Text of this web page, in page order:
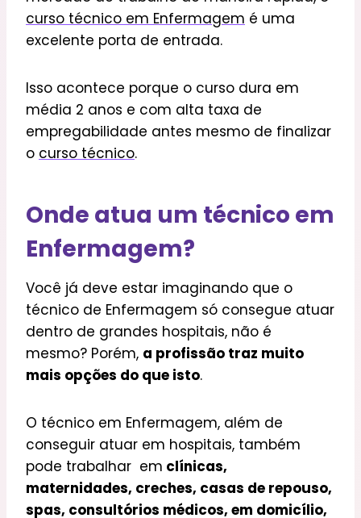
curso técnico em Enfermagem é uma
excelente porta de entrada.
Isso acontece porque o curso dura em
média 2 anos e com alta taxa de
empregabilidade antes mesmo de finalizar
o curso técnico.
Onde atua um técnico em
Enfermagem?
Você já deve estar imaginando que o
técnico de Enfermagem só consegue atuar
dentro de grandes hospitais, não é
mesmo? Porém, a profissão traz muito
mais opções do que isto.
O técnico em Enfermagem, além de
conseguir atuar em hospitais, também
pode trabalhar em clínicas,
maternidades, creches, casas de repouso,
spas, consultórios médicos, em domicílio,